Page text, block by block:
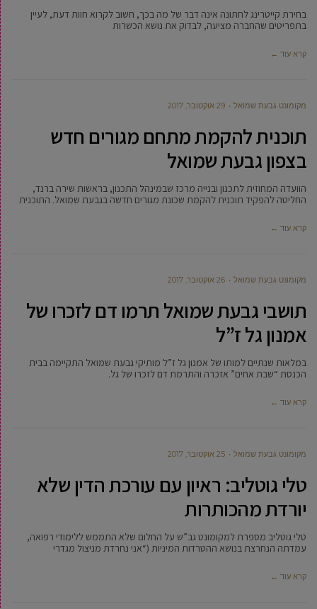
בחירת קייטרינג לחתונה אינה דבר של מה בכך, חשוב לקרוא חוות דעת, לעיין
בתפריטים שהחברה מציעה, לבדוק את נושא הכשרות
קרא עוד ←
מקומונט גבעת שמואל 29 אוקטובר, 2017
תוכנית להקמת מתחם מגורים חדש
בצפון גבעת שמואל
הוועדה המחוזית לתכנון ובנייה מרכז שבמינהל התכנון, בראשות שירה ברנד,
החליטה להפקיד תוכנית להקמת שכונת מגורים חדשה בגבעת שמואל. התוכנית
קרא עוד ←
מקומונט גבעת שמואל 26 אוקטובר, 2017
תושבי גבעת שמואל תרמו דם לזכרו של
אמנון גל ז”ל
במלאות שנתיים למותו של אמנון גל ז”ל מותיקי גבעת שמואל התקיימה בבית
הכנסת “שבת אחים” אזכרה והתרמת דם לזכרו של גל.
קרא עוד ←
מקומונט גבעת שמואל 25 אוקטובר, 2017
טלי גוטליב: ראיון עם עורכת הדין שלא
יורדת מהכותרות
טלי גוטליב מספרת למקומונט גב”ש על החלום שלא התממש ללימודי רפואה,
עמדתה הנחרצת בנושא ההטרדות המיניות (“אני נחרדת מניצול מגדרי
קרא עוד ←